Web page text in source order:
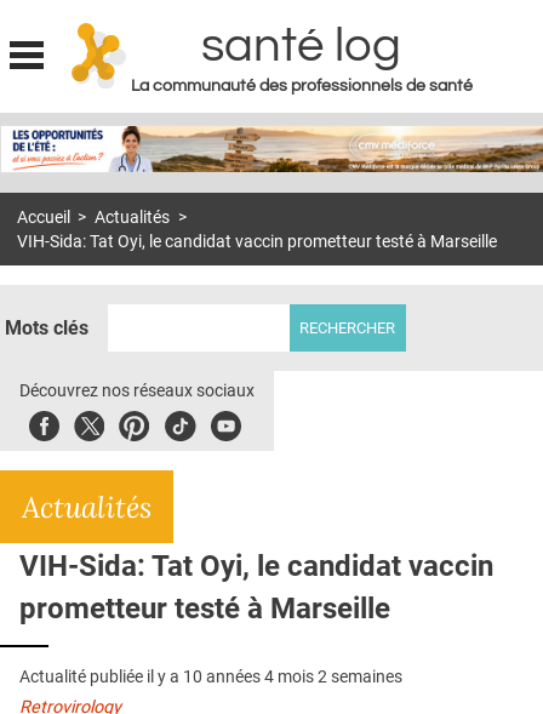
Jump to navigation
santé log
La communauté des professionnels de santé
MON COMPTE
S'ABONNER À LA REVUE SOIN À DOMICILE
DOSSIERS
E-REVUE SAD
L'APP
QUI SOMMES-NOUS ?
PUBLICITÉ
CONDITIONS GÉNÉRALES
CONTACT
Accueil > Actualités >
VIH-Sida: Tat Oyi, le candidat vaccin prometteur testé à Marseille
Mots clés
Découvrez nos réseaux sociaux
FacebookTwitterPinterest
TiktokYoubute
Actualités
VIH-Sida: Tat Oyi, le candidat vaccin
prometteur testé à Marseille
Actualité publiée il y a 10 années 4 mois 2 semaines
Retrovirology